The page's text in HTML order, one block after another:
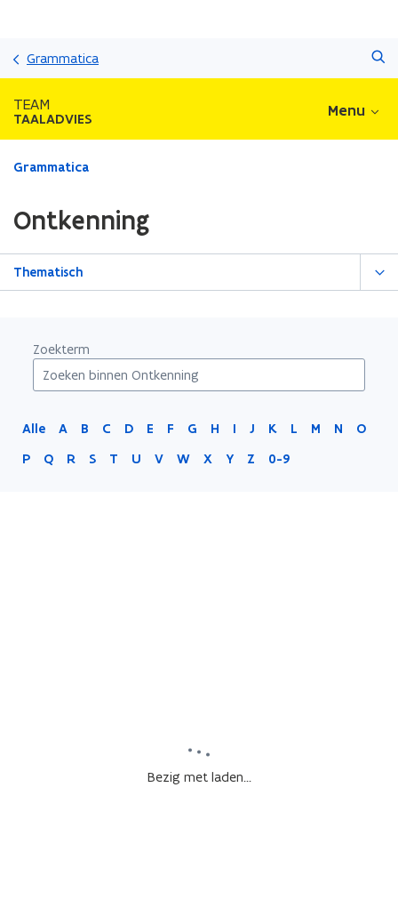
Grammatica
TEAM
TAALADVIES Menu
Gedaan
zich
op:
Ontkenning
Grammatica
Ontkenning
Thematisch
Zoekterm
Alle A B C D E F G H I J K L M N
O
P
Q R S T U V W X Y Z 0-9
Bezig met laden...